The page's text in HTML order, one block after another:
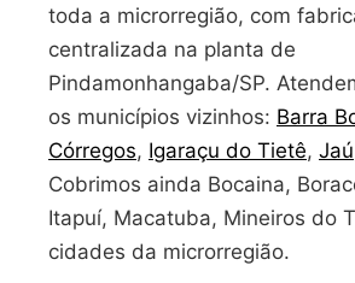
toda a microrregião, com
centralizada na planta de
Pindamonhangaba/SP.
os municípios vizinhos: Barra
Córregos, Igaraçu do Tietê, Jaú
Cobrimos ainda Bocaina,
Itapuí, Macatuba, Mineiros do
cidades da microrregião.